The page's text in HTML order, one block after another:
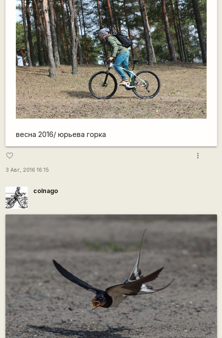
весна 2016/ юрьева горка
favorite_border
3 Авг, 2016 16:15
more_vert
colnago